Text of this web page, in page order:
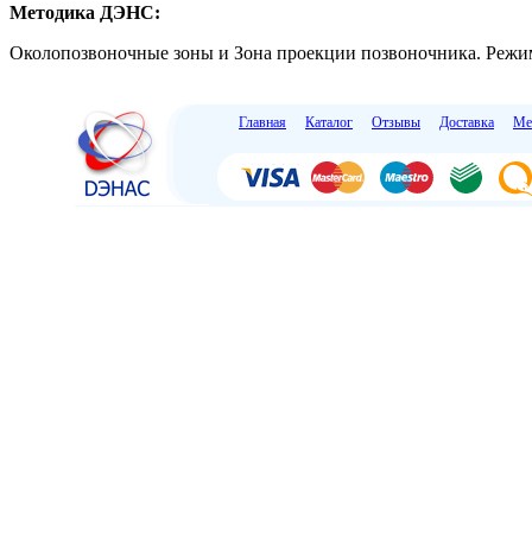
Методика ДЭНС:
Околопозвоночные зоны и Зона проекции позвоночника.
Главная Каталог Отзывы Доставка